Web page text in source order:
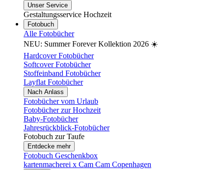
Unser Service
Gestaltungsservice Hochzeit
Fotobuch
Alle Fotobücher
NEU: Summer Forever Kollektion 2026 ☀️
Hardcover Fotobücher
Softcover Fotobücher
Stoffeinband Fotobücher
Layflat Fotobücher
Nach Anlass
Fotobücher vom Urlaub
Fotobücher zur Hochzeit
Baby-Fotobücher
Jahresrückblick-Fotobücher
Fotobuch zur Taufe
Entdecke mehr
Fotobuch Geschenkbox
kartenmacherei x Cam Cam Copenhagen